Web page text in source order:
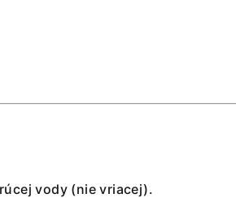
vody (nie vriacej).